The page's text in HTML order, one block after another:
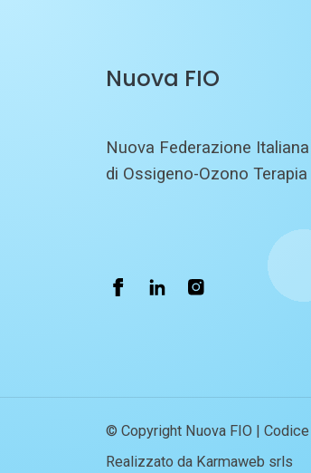
Nuova FIO
Nuova Federazione Italiana
di Ossigeno-Ozono Terapia
© Copyright Nuova FIO |
Realizzato da Karmaweb srls